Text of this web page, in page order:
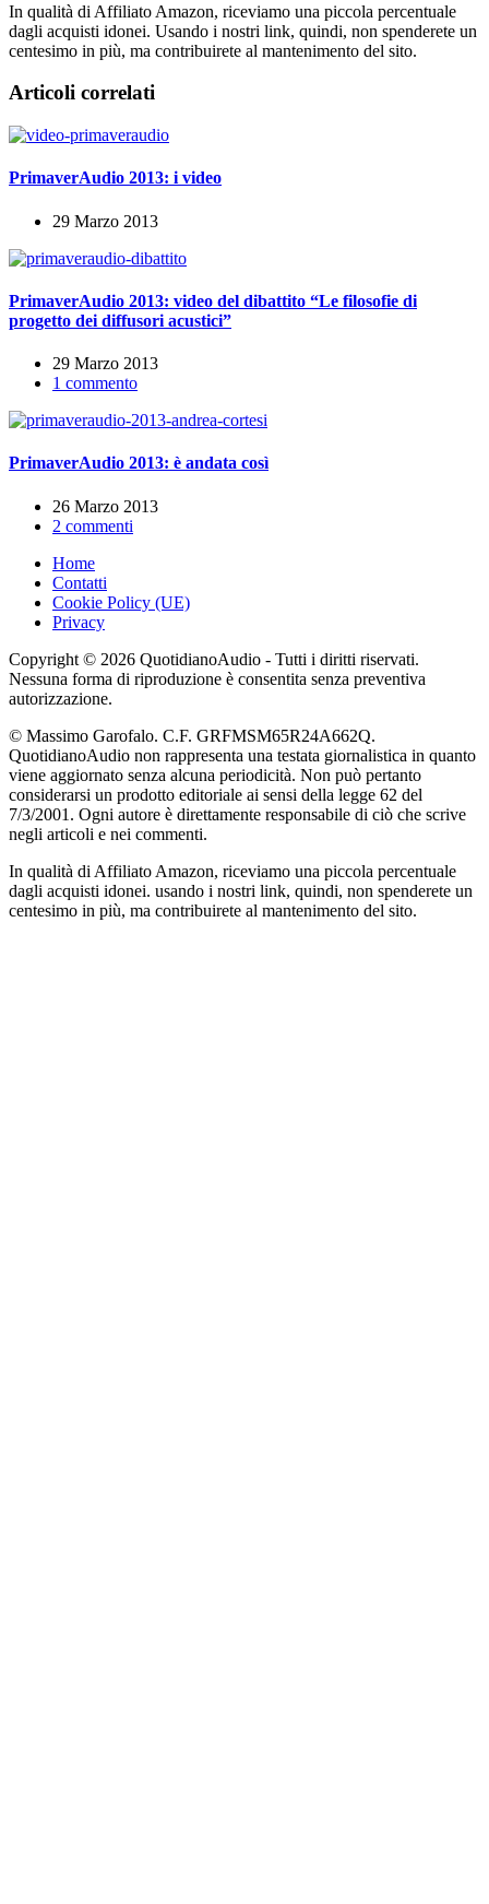
In qualità di Affiliato Amazon, riceviamo una piccola percentuale
dagli acquisti idonei. Usando i nostri link, quindi, non spenderete un
centesimo in più, ma contribuirete al mantenimento del sito.
Articoli correlati
PrimaverAudio 2013: i video
29 Marzo 2013
PrimaverAudio 2013: video del dibattito “Le filosofie di
progetto dei diffusori acustici”
29 Marzo 2013
1 commento
PrimaverAudio 2013: è andata così
26 Marzo 2013
2 commenti
Home
Contatti
Cookie Policy (UE)
Privacy
Copyright © 2026 QuotidianoAudio - Tutti i diritti riservati.
Nessuna forma di riproduzione è consentita senza preventiva
autorizzazione.
© Massimo Garofalo. C.F. GRFMSM65R24A662Q.
QuotidianoAudio non rappresenta una testata giornalistica in quanto
viene aggiornato senza alcuna periodicità. Non può pertanto
considerarsi un prodotto editoriale ai sensi della legge 62 del
7/3/2001. Ogni autore è direttamente responsabile di ciò che scrive
negli articoli e nei commenti.
In qualità di Affiliato Amazon, riceviamo una piccola percentuale
dagli acquisti idonei. usando i nostri link, quindi, non spenderete un
centesimo in più, ma contribuirete al mantenimento del sito.